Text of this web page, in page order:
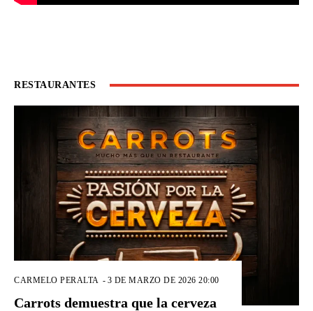
RESTAURANTES
CARMELO PERALTA - 3 DE MARZO DE 2026 20:00
Carrots demuestra que la cerveza